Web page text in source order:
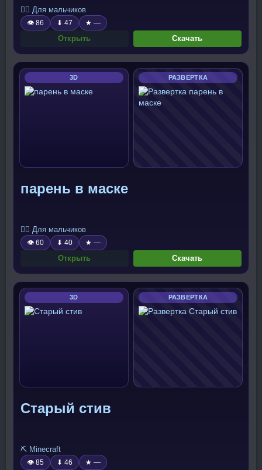
🧍‍♂️ Для мальчиков
👁 86 ⬇ 47 ★ —
Открыть Скачать
3D РАЗВЕРТКА
парень в маске
🧍‍♂️ Для мальчиков
👁 60 ⬇ 40 ★ —
Открыть Скачать
3D РАЗВЕРТКА
Старый стив
⛏️ Minecraft
👁 85 ⬇ 46 ★ —